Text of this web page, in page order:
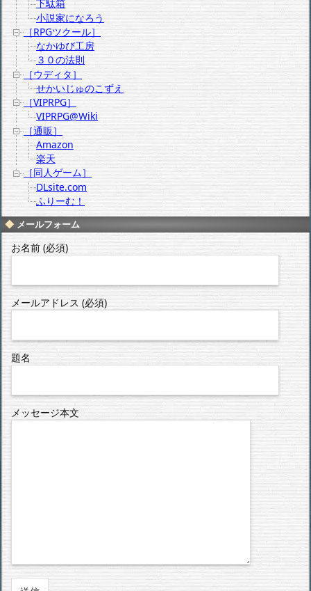
下駄箱
小説家になろう
［RPGツクール］
なかゆび工房
３０の法則
［ウディタ］
せかいじゅのこずえ
［VIPRPG］
VIPRPG@Wiki
［通販］
Amazon
楽天
［同人ゲーム］
DLsite.com
ふりーむ！
メールフォーム
お名前 (必須)
メールアドレス (必須)
題名
メッセージ本文